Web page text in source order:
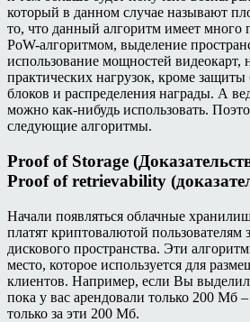
который в данном случае называют
то, что данный алгоритм имеет много
PoW-алгоритмом, выделение
использование мощностей видеокарт,
практических нагрузок, кроме защиты
блоков и распределения награды. А
можно как-нибудь использовать.
следующие алгоритмы.
Proof of Storage
Proof of retrievability
Начали появляться облачные
платят криптовалютой пользователям
дискового пространства. Эти
место, которое используется для
клиентов. Например, если Вы
пока у вас арендовали только 200 Мб
только за эти 200 Мб.